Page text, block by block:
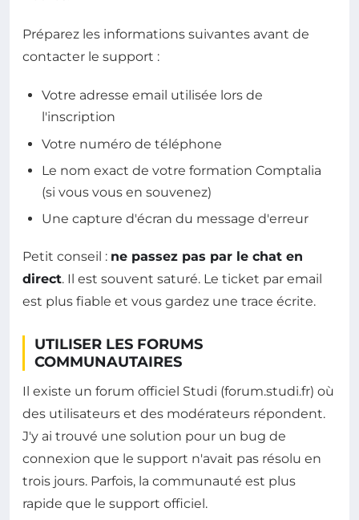
Préparez les informations suivantes avant de
contacter le support :
Votre adresse email utilisée lors de
l'inscription
Votre numéro de téléphone
Le nom exact de votre formation Comptalia
(si vous vous en souvenez)
Une capture d'écran du message d'erreur
Petit conseil : ne passez pas par le chat en
direct. Il est souvent saturé. Le ticket par email
est plus fiable et vous gardez une trace écrite.
UTILISER LES FORUMS
COMMUNAUTAIRES
Il existe un forum officiel Studi (forum.studi.fr) où
des utilisateurs et des modérateurs répondent.
J'y ai trouvé une solution pour un bug de
connexion que le support n'avait pas résolu en
trois jours. Parfois, la communauté est plus
rapide que le support officiel.